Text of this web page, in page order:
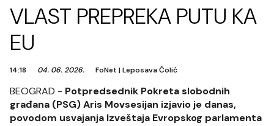
VLAST PREPREKA PUTU KA
EU
14:18 04. 06. 2026. FoNet |Leposava Čolić
BEOGRAD - Potpredsednik Pokreta slobodnih
građana (PSG) Aris Movsesijan izjavio je danas,
povodom usvajanja Izveštaja Evropskog parlamenta